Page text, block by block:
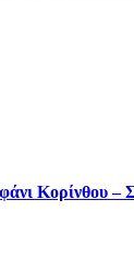
Κορίνθου